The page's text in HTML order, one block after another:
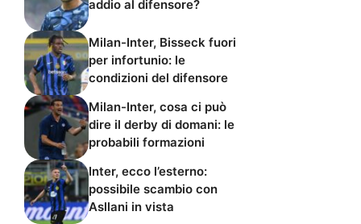
addio al difensore?
Milan-Inter, Bisseck fuori
per infortunio: le
condizioni del difensore
Milan-Inter, cosa ci può
dire il derby di domani: le
probabili formazioni
Inter, ecco l’esterno:
possibile scambio con
Asllani in vista